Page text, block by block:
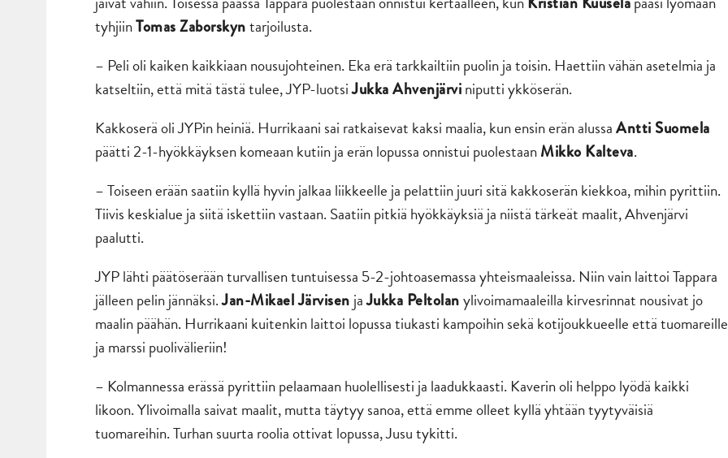
tyhjiinTomas Zaborskyntarjoilusta.
– Peli oli kaiken kaikkiaan nousujohteinen. Eka erä tarkkailtiin puolin ja toisin. Haettiin vähän asetelmia ja
katseltiin, että mitä tästä tulee, JYP-luotsiJukka Ahvenjärviniputti ykköserän.
Kakkoserä oli JYPin heiniä. Hurrikaani sai ratkaisevat kaksi maalia, kun ensin erän alussaAntti Suomela
päätti 2-1-hyökkäyksen komeaan kutiin ja erän lopussa onnistui puolestaanMikko Kalteva.
– Toiseen erään saatiin kyllä hyvin jalkaa liikkeelle ja pelattiin juuri sitä kakkoserän kiekkoa, mihin pyrittiin.
Tiivis keskialue ja siitä iskettiin vastaan. Saatiin pitkiä hyökkäyksiä ja niistä tärkeät maalit, Ahvenjärvi
paalutti.
JYP lähti päätöserään turvallisen tuntuisessa 5-2-johtoasemassa yhteismaaleissa. Niin vain laittoi Tappara
jälleen pelin jännäksi.Jan-Mikael Järvisen jaJukka Peltolanylivoimamaaleilla kirvesrinnat nousivat jo
maalin päähän. Hurrikaani kuitenkin laittoi lopussa tiukasti kampoihin sekä kotijoukkueelle että tuomareille
ja marssi puolivälieriin!
– Kolmannessa erässä pyrittiin pelaamaan huolellisesti ja laadukkaasti. Kaverin oli helppo lyödä kaikki
likoon. Ylivoimalla saivat maalit, mutta täytyy sanoa, että emme olleet kyllä yhtään tyytyväisiä
tuomareihin. Turhan suurta roolia ottivat lopussa, Jusu tykitti.